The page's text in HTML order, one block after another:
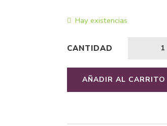
Hay existencias
CANTIDAD
AÑADIR AL CARRITO